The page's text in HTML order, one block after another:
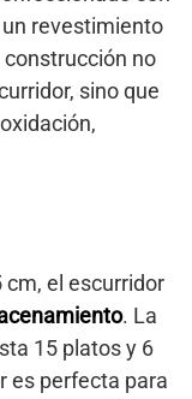
revestimiento
no
sino que
cm, el escurridor
. La
15 platos y 6
es perfecta para